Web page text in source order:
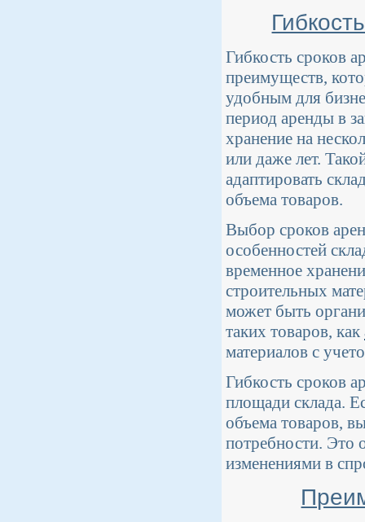
Гибкость сроков
преимуществ,
удобным для
период аренды в
хранение на
или даже лет.
адаптировать
объема товаров.
Выбор сроков
особенностей
временное
строительных
может быть
таких товаров, как
материалов с
Гибкость сроков
площади склада.
объема товаров,
потребности. Это
изменениями в